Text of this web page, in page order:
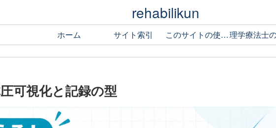
rehabilikun
ホーム サイト索引 このサイトの使い方
可視化と記録の型